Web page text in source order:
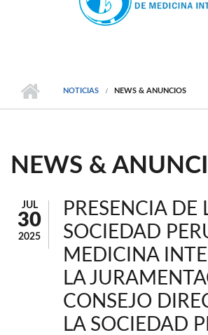
NOTICIAS NEWS & ANUNCIOS
NEWS &
JUL
30
2025
PRESENCIA DE
SOCIEDAD
MEDICINA
LA
CONSEJO
LA SOCIEDAD